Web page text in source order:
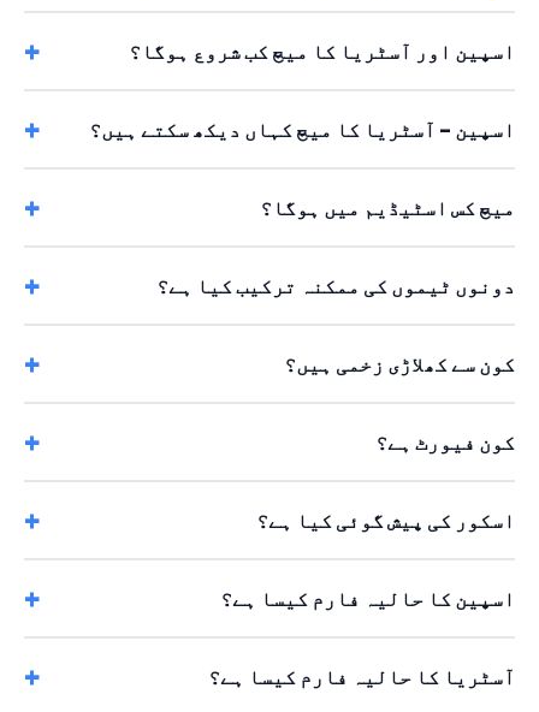
اسپین اور آسٹریا کا میچ کب شروع ہوگا؟
اسپین – آسٹریا کا میچ کہاں دیکھ سکتے ہیں؟
میچ کس اسٹیڈیم میں ہوگا؟
دونوں ٹیموں کی ممکنہ ترکیب کیا ہے؟
کون سے کھلاڑی زخمی ہیں؟
کون فیورٹ ہے؟
اسکور کی پیش گوئی کیا ہے؟
اسپین کا حالیہ فارم کیسا ہے؟
آسٹریا کا حالیہ فارم کیسا ہے؟